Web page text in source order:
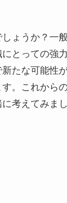
ょうか？一
とっての強
たな可能性
。これから
考えてみまし